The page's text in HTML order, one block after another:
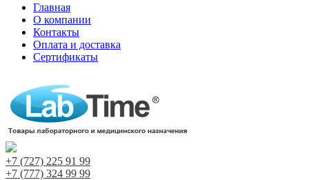
Главная
О компании
Контакты
Оплата и доставка
Сертификаты
+7 (727) 225 91 99
+7 (777) 324 99 99